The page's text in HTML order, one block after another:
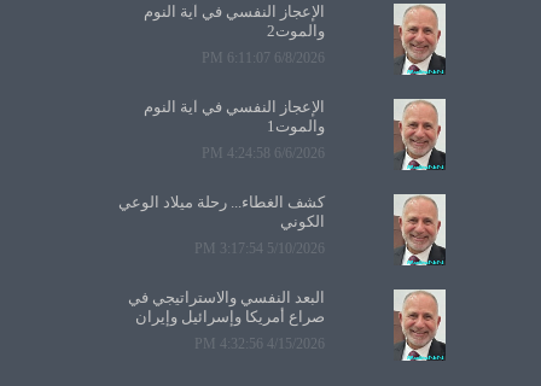
الإعجاز النفسي في آية النوم
والموت2
6/8/2026 6:11:07 PM
الإعجاز النفسي في آية النوم
والموت1
6/6/2026 4:24:58 PM
كشف الغطاء... رحلة ميلاد الوعي
الكوني
5/10/2026 3:17:54 PM
البعد النفسي والاستراتيجي في
صراع أمريكا وإسرائيل وإيران
4/15/2026 4:32:56 PM